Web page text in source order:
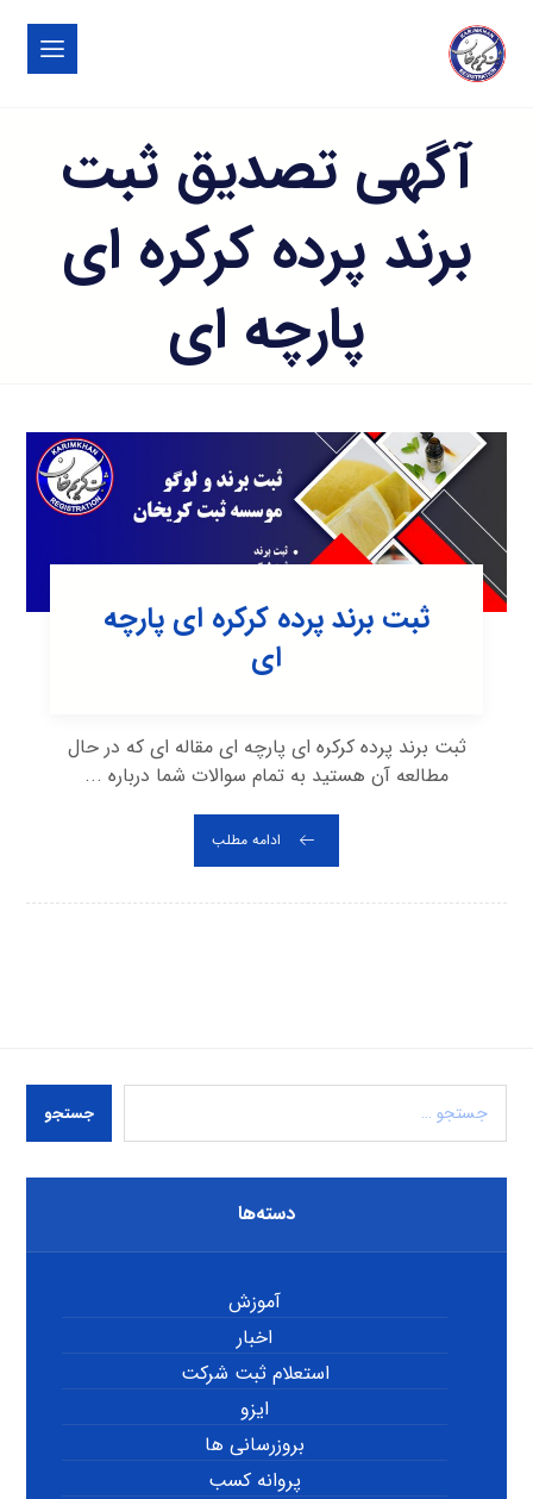
آگهی تصدیق ثبت
برند پرده کرکره ای
پارچه ای
ثبت برند پرده کرکره ای پارچه
ای
ثبت برند پرده کرکره ای پارچه ای مقاله ای که در حال
مطالعه آن هستید به تمام سوالات شما درباره ...
ادامه مطلب
جستجو
دسته‌ها
آموزش
اخبار
استعلام ثبت شرکت
ایزو
بروزرسانی ها
پروانه کسب